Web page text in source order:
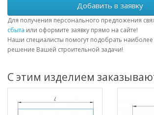
Добавить в заявку
Для получения персонального предложения
сбыта или оформите заявку прямо на сайте!
Наши специалисты помогут подобрать
решение Вашей строительной задачи!
С этим изделием